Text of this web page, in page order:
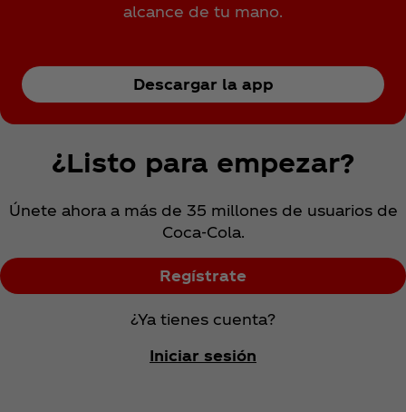
alcance de tu mano.
Descargar la app
¿Listo para empezar?
Únete ahora a más de 35 millones de usuarios de
Coca‑Cola.
Regístrate
¿Ya tienes cuenta?
Iniciar sesión